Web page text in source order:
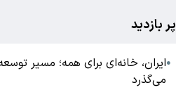
پر بازدید
●ایران، خانه‌ای برای همه؛ مسیر
می‌گذرد